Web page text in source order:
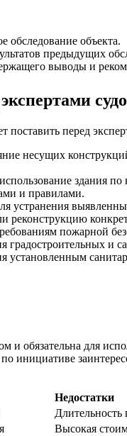
обследование объекта.
предыдущих
выводы и
поставить перед
несущих
здания по
и правилами.
устранения
реконструкцию
пожарной
и
установленным
и обязательна для
инициативе
Недостатки
Длительность
Высокая